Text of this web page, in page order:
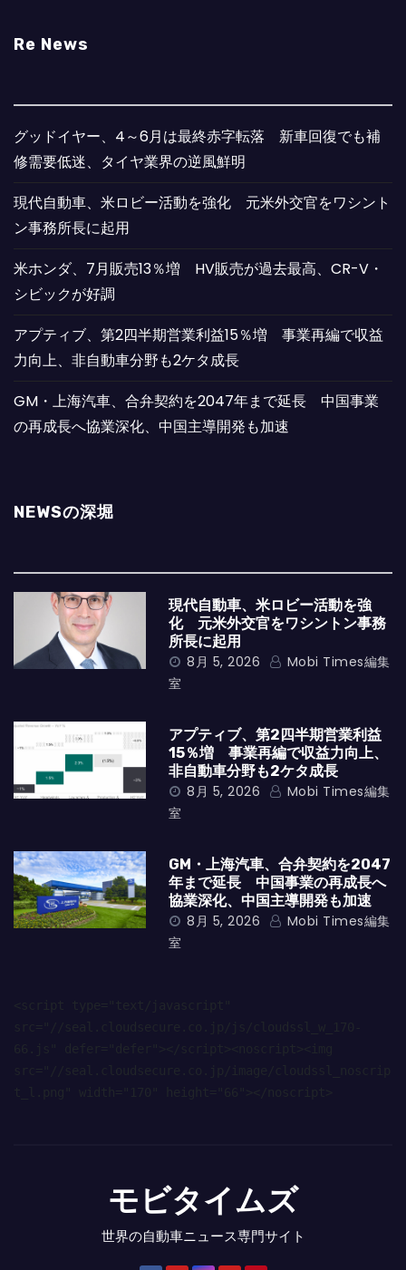
Re News
グッドイヤー、4～6月は最終赤字転落 新車回復でも補
修需要低迷、タイヤ業界の逆風鮮明
現代自動車、米ロビー活動を強化 元米外交官をワシント
ン事務所長に起用
米ホンダ、7月販売13％増 HV販売が過去最高、CR-V・
シビックが好調
アプティブ、第2四半期営業利益15％増 事業再編で収益
力向上、非自動車分野も2ケタ成長
GM・上海汽車、合弁契約を2047年まで延長 中国事業
の再成長へ協業深化、中国主導開発も加速
NEWSの深堀
現代自動車、米ロビー活動を強
化 元米外交官をワシントン事務
所長に起用
8月 5, 2026
Mobi Times編集
室
アプティブ、第2四半期営業利益
15％増 事業再編で収益力向上、
非自動車分野も2ケタ成長
8月 5, 2026
Mobi Times編集
室
GM・上海汽車、合弁契約を2047
年まで延長 中国事業の再成長へ
協業深化、中国主導開発も加速
8月 5, 2026
Mobi Times編集
室
モビタイムズ
世界の自動車ニュース専門サイト